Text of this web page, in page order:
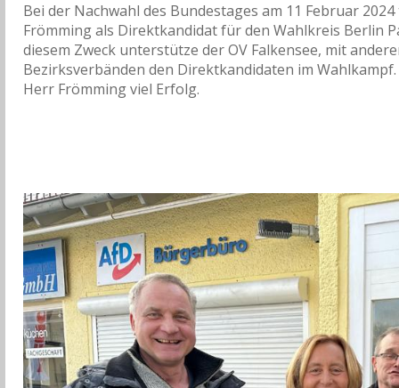
Bei der Nachwahl des Bundestages am 11 Februar
Frömming als Direktkandidat für den Wahlkreis Berlin
diesem Zweck unterstütze der OV Falkensee, mit
Bezirksverbänden den Direktkandidaten im
Herr Frömming viel Erfolg.